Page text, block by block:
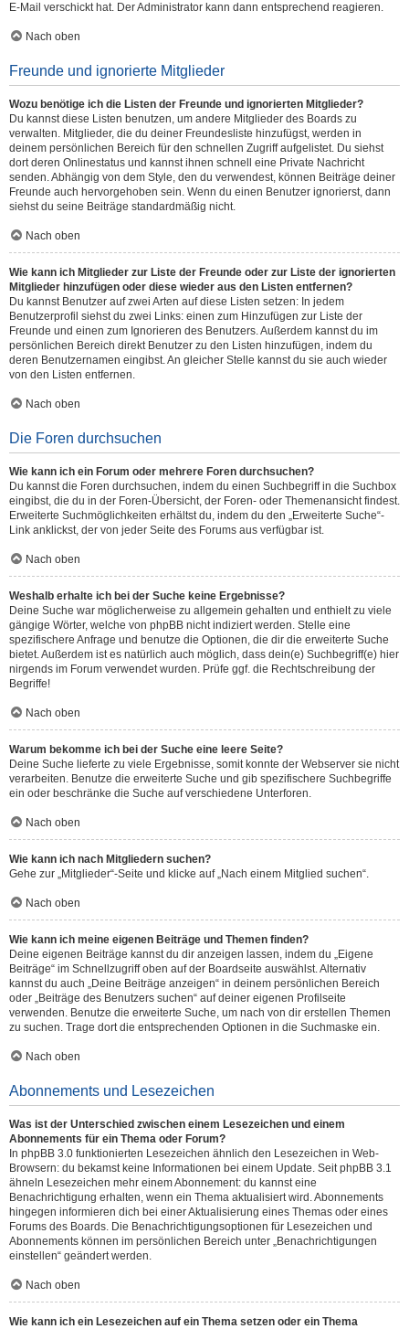
E-Mail verschickt hat. Der Administrator kann dann entsprechend reagieren.
Nach oben
Freunde und ignorierte Mitglieder
Wozu benötige ich die Listen der Freunde und ignorierten Mitglieder?
Du kannst diese Listen benutzen, um andere Mitglieder des Boards zu
verwalten. Mitglieder, die du deiner Freundesliste hinzufügst, werden in
deinem persönlichen Bereich für den schnellen Zugriff aufgelistet. Du siehst
dort deren Onlinestatus und kannst ihnen schnell eine Private Nachricht
senden. Abhängig von dem Style, den du verwendest, können Beiträge deiner
Freunde auch hervorgehoben sein. Wenn du einen Benutzer ignorierst, dann
siehst du seine Beiträge standardmäßig nicht.
Nach oben
Wie kann ich Mitglieder zur Liste der Freunde oder zur Liste der ignorierten
Mitglieder hinzufügen oder diese wieder aus den Listen entfernen?
Du kannst Benutzer auf zwei Arten auf diese Listen setzen: In jedem
Benutzerprofil siehst du zwei Links: einen zum Hinzufügen zur Liste der
Freunde und einen zum Ignorieren des Benutzers. Außerdem kannst du im
persönlichen Bereich direkt Benutzer zu den Listen hinzufügen, indem du
deren Benutzernamen eingibst. An gleicher Stelle kannst du sie auch wieder
von den Listen entfernen.
Nach oben
Die Foren durchsuchen
Wie kann ich ein Forum oder mehrere Foren durchsuchen?
Du kannst die Foren durchsuchen, indem du einen Suchbegriff in die Suchbox
eingibst, die du in der Foren-Übersicht, der Foren- oder Themenansicht findest.
Erweiterte Suchmöglichkeiten erhältst du, indem du den „Erweiterte Suche“-
Link anklickst, der von jeder Seite des Forums aus verfügbar ist.
Nach oben
Weshalb erhalte ich bei der Suche keine Ergebnisse?
Deine Suche war möglicherweise zu allgemein gehalten und enthielt zu viele
gängige Wörter, welche von phpBB nicht indiziert werden. Stelle eine
spezifischere Anfrage und benutze die Optionen, die dir die erweiterte Suche
bietet. Außerdem ist es natürlich auch möglich, dass dein(e) Suchbegriff(e) hier
nirgends im Forum verwendet wurden. Prüfe ggf. die Rechtschreibung der
Begriffe!
Nach oben
Warum bekomme ich bei der Suche eine leere Seite?
Deine Suche lieferte zu viele Ergebnisse, somit konnte der Webserver sie nicht
verarbeiten. Benutze die erweiterte Suche und gib spezifischere Suchbegriffe
ein oder beschränke die Suche auf verschiedene Unterforen.
Nach oben
Wie kann ich nach Mitgliedern suchen?
Gehe zur „Mitglieder“-Seite und klicke auf „Nach einem Mitglied suchen“.
Nach oben
Wie kann ich meine eigenen Beiträge und Themen finden?
Deine eigenen Beiträge kannst du dir anzeigen lassen, indem du „Eigene
Beiträge“ im Schnellzugriff oben auf der Boardseite auswählst. Alternativ
kannst du auch „Deine Beiträge anzeigen“ in deinem persönlichen Bereich
oder „Beiträge des Benutzers suchen“ auf deiner eigenen Profilseite
verwenden. Benutze die erweiterte Suche, um nach von dir erstellen Themen
zu suchen. Trage dort die entsprechenden Optionen in die Suchmaske ein.
Nach oben
Abonnements und Lesezeichen
Was ist der Unterschied zwischen einem Lesezeichen und einem
Abonnements für ein Thema oder Forum?
In phpBB 3.0 funktionierten Lesezeichen ähnlich den Lesezeichen in Web-
Browsern: du bekamst keine Informationen bei einem Update. Seit phpBB 3.1
ähneln Lesezeichen mehr einem Abonnement: du kannst eine
Benachrichtigung erhalten, wenn ein Thema aktualisiert wird. Abonnements
hingegen informieren dich bei einer Aktualisierung eines Themas oder eines
Forums des Boards. Die Benachrichtigungsoptionen für Lesezeichen und
Abonnements können im persönlichen Bereich unter „Benachrichtigungen
einstellen“ geändert werden.
Nach oben
Wie kann ich ein Lesezeichen auf ein Thema setzen oder ein Thema